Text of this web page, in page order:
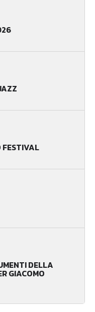
FESTIVAL
DELLA
GIACOMO